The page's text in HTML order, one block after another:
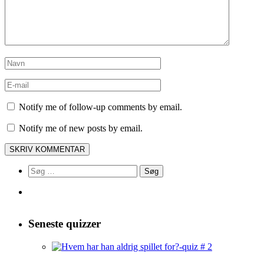
Notify me of follow-up comments by email.
Notify me of new posts by email.
Søg
efter:
Seneste quizzer